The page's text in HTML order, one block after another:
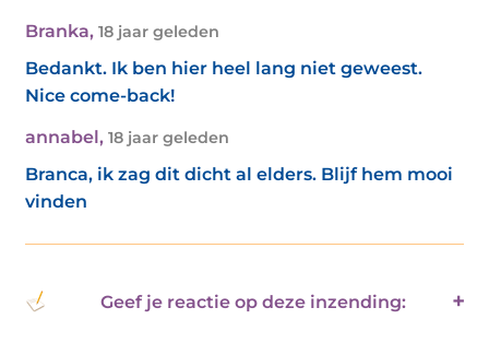
Branka, 18 jaar geleden
Bedankt. Ik ben hier heel lang niet geweest.
Nice come-back!
annabel, 18 jaar geleden
Branca, ik zag dit dicht al elders. Blijf hem mooi
vinden
Geef je reactie op deze inzending: